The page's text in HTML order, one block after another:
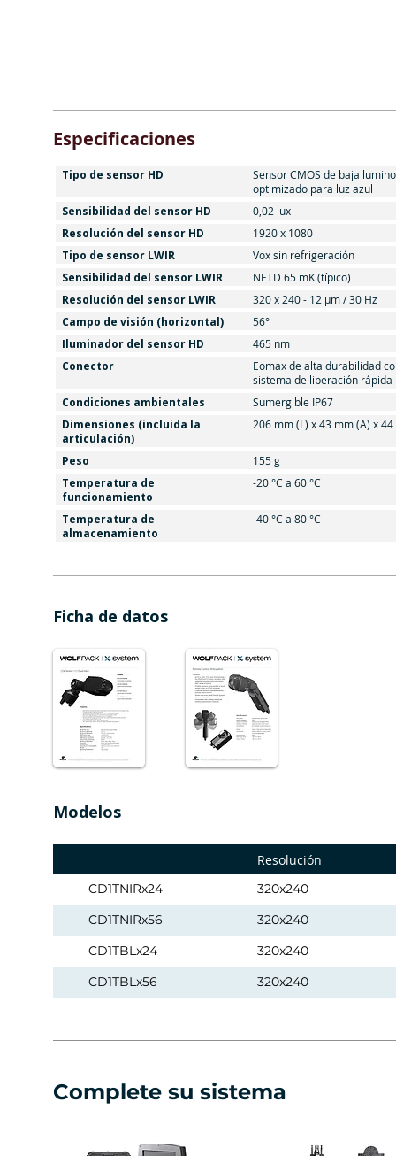
Especificaciones
Tipo de sensor HD
Sensor CMOS de baja
optimizado para luz azul
Sensibilidad del sensor HD 0,02 lux
Resolución del sensor HD 1920 x 1080
Tipo de sensor LWIR Vox sin refrigeración
Sensibilidad del sensor LWIR NETD 65 mK (típico)
Resolución del sensor LWIR 320 x 240 - 12 µm / 30 Hz
Campo de visión (horizontal) 56°
Iluminador del sensor HD 465 nm
Conector
Eomax de alta durabilidad
sistema de liberación rápida
Condiciones ambientales Sumergible IP67
Dimensiones (incluida la
articulación)
206 mm (L) x 43 mm (A) x 44
Peso 155 g
Temperatura de
funcionamiento
-20 °C a 60 °C
Temperatura de
almacenamiento
-40 °C a 80 °C
Ficha de datos
Modelos
Resolución
CD1TNIRx24
320x240
CD1TNIRx56
320x240
CD1TBLx24
320x240
CD1TBLx56
320x240
Complete su sistema